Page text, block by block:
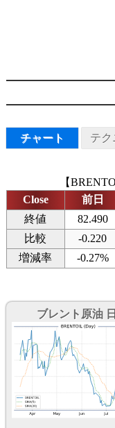
チャート テク
【
Close
前日
終値
82.490
比較
-0.220
増減率
-0.27%
ブレント原油